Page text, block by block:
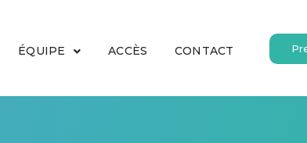
ÉQUIPE ACCÈS CONTACT